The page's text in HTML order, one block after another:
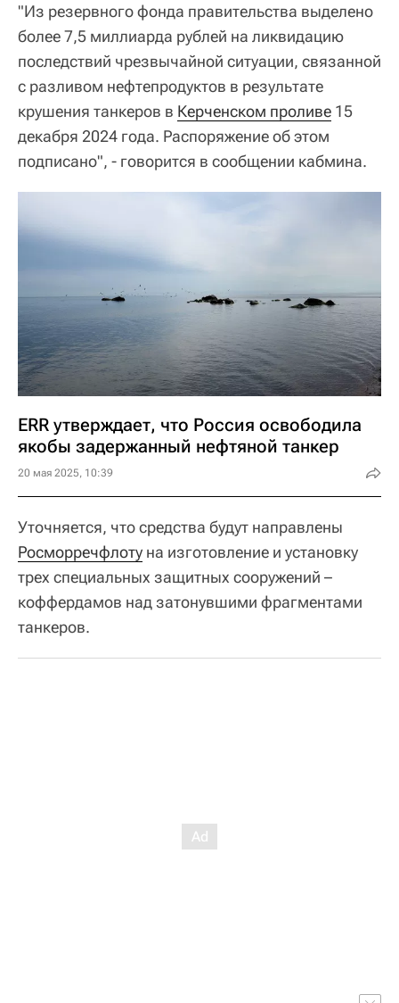
"Из резервного фонда правительства выделено
более 7,5 миллиарда рублей на ликвидацию
последствий чрезвычайной ситуации, связанной
с разливом нефтепродуктов в результате
крушения танкеров в Керченском проливе 15
декабря 2024 года. Распоряжение об этом
подписано", - говорится в сообщении кабмина.
ERR утверждает, что Россия освободила
якобы задержанный нефтяной танкер
20 мая 2025, 10:39
Уточняется, что средства будут направлены
Росморречфлоту на изготовление и установку
трех специальных защитных сооружений –
коффердамов над затонувшими фрагментами
танкеров.